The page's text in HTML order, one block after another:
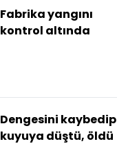
Fabrika yangını
kontrol altında
Dengesini kaybedip
kuyuya düştü, öldü